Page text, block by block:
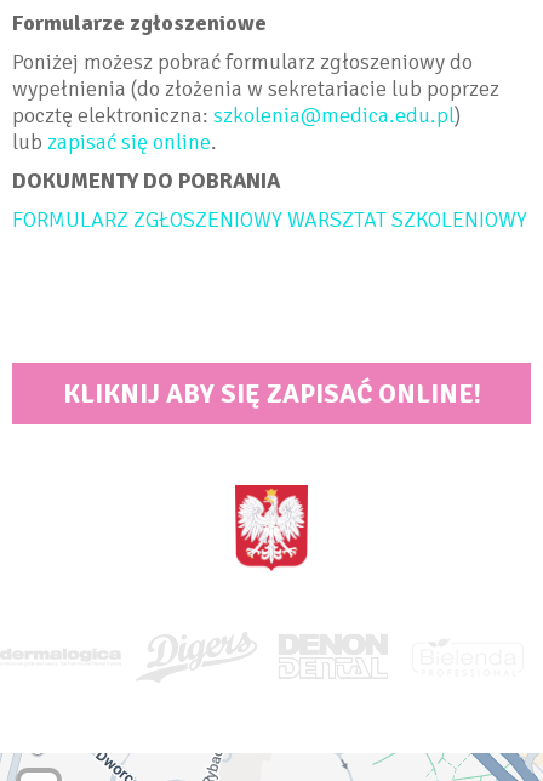
Formularze zgłoszeniowe
Poniżej możesz pobrać formularz zgłoszeniowy do
wypełnienia (do złożenia w sekretariacie lub poprzez
pocztę elektroniczna: szkolenia@medica.edu.pl)
lub zapisać się online.
DOKUMENTY DO POBRANIA
FORMULARZ ZGŁOSZENIOWY WARSZTAT SZKOLENIOWY
KLIKNIJ ABY SIĘ ZAPISAĆ ONLINE!